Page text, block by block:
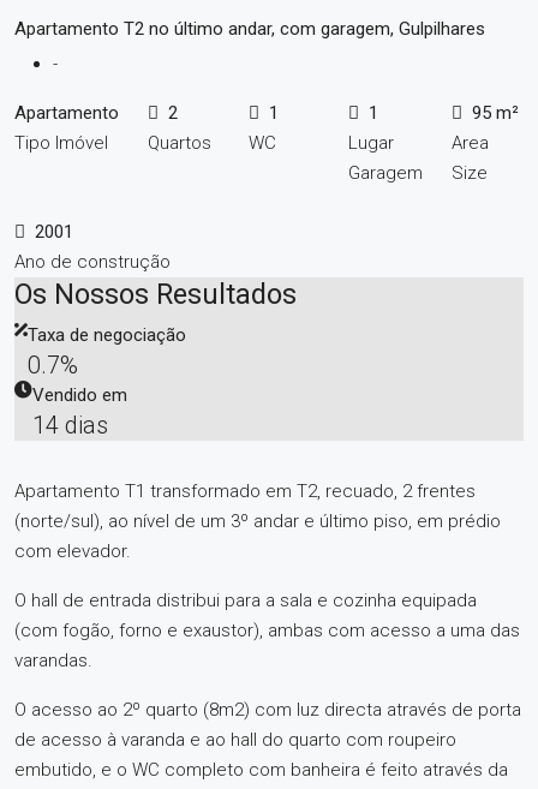
Apartamento T2 no último andar, com garagem, Gulpilhares
-
Apartamento
Tipo Imóvel
2
Quartos
1
WC
1
Lugar
Garagem
95 m²
Area
Size
2001
Ano de construção
Os Nossos Resultados
Taxa de negociação
0.7%
Vendido em
14 dias
Apartamento T1 transformado em T2, recuado, 2 frentes
(norte/sul), ao nível de um 3º andar e último piso, em prédio
com elevador.
O hall de entrada distribui para a sala e cozinha equipada
(com fogão, forno e exaustor), ambas com acesso a uma das
varandas.
O acesso ao 2º quarto (8m2) com luz directa através de porta
de acesso à varanda e ao hall do quarto com roupeiro
embutido, e o WC completo com banheira é feito através da